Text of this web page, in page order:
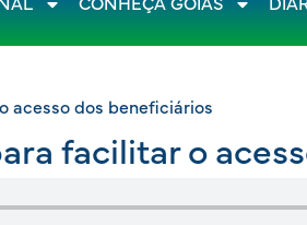
CONHEÇA GOIÁS
acesso dos beneficiários
facilitar o